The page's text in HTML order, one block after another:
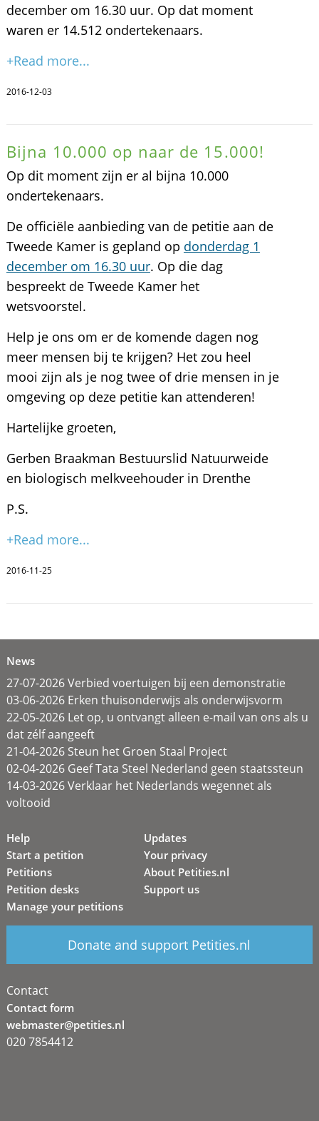
december om 16.30 uur. Op dat moment
waren er 14.512 ondertekenaars.
+Read more...
2016-12-03
Bijna 10.000 op naar de 15.000!
Op dit moment zijn er al bijna 10.000
ondertekenaars.
De officiële aanbieding van de petitie aan de
Tweede Kamer is gepland op donderdag 1
december om 16.30 uur. Op die dag
bespreekt de Tweede Kamer het
wetsvoorstel.
Help je ons om er de komende dagen nog
meer mensen bij te krijgen? Het zou heel
mooi zijn als je nog twee of drie mensen in je
omgeving op deze petitie kan attenderen!
Hartelijke groeten,
Gerben Braakman Bestuurslid Natuurweide
en biologisch melkveehouder in Drenthe
P.S.
+Read more...
2016-11-25
News
27-07-2026 Verbied voertuigen bij een demonstratie
03-06-2026 Erken thuisonderwijs als onderwijsvorm
22-05-2026 Let op, u ontvangt alleen e-mail van ons als u
dat zélf aangeeft
21-04-2026 Steun het Groen Staal Project
02-04-2026 Geef Tata Steel Nederland geen staatssteun
14-03-2026 Verklaar het Nederlands wegennet als
voltooid
Help
Start a petition
Petitions
Petition desks
Manage your petitions
Updates
Your privacy
About Petities.nl
Support us
Donate and support Petities.nl
Contact
Contact form
webmaster@petities.nl
020 7854412